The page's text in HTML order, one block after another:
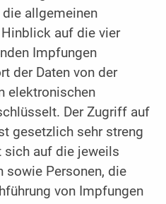
allgemeinen
auf die vier
Impfungen
der Daten von der
elektronischen
Der Zugriff auf
gesetzlich sehr streng
sich auf die jeweils
sowie Personen, die
von Impfungen